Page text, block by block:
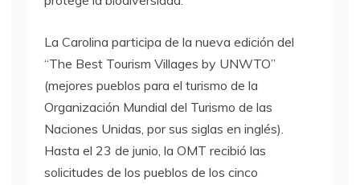
La Carolina participa de la nueva edición del
“The Best Tourism Villages by UNWTO”
(mejores pueblos para el turismo de la
Organización Mundial del Turismo de las
Naciones Unidas, por sus siglas en inglés).
Hasta el 23 de junio, la OMT recibió las
solicitudes de los pueblos de los cinco